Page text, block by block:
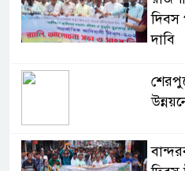
দিবস
দাবি